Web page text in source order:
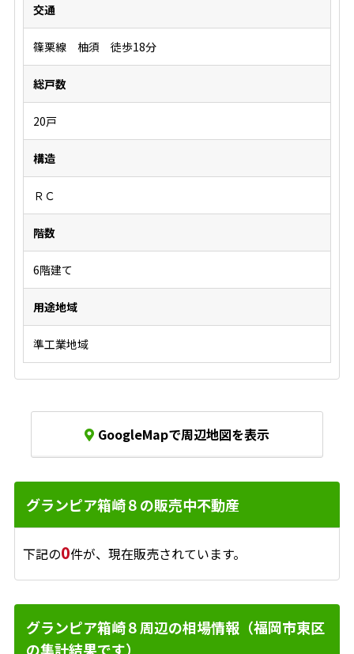
交通
篠栗線 柚須 徒歩18分
総戸数
20戸
構造
ＲＣ
階数
6階建て
用途地域
準工業地域
GoogleMapで周辺地図を表示
グランピア箱崎８の販売中不動産
下記の0件が、現在販売されています。
グランピア箱崎８周辺の相場情報（福岡市東区
の集計結果です）